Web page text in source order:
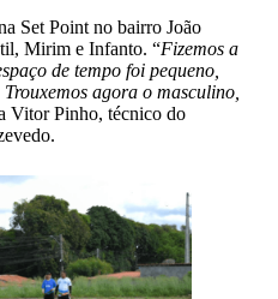
Set Point no bairro João
Mirim e Infanto. “Fizemos a
de tempo foi pequeno,
agora o masculino,
Vitor Pinho, técnico do